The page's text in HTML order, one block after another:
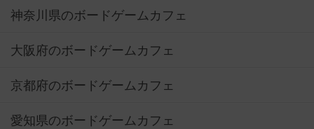
神奈川県のボードゲームカフェ
大阪府のボードゲームカフェ
京都府のボードゲームカフェ
愛知県のボードゲームカフェ